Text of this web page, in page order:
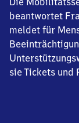
beantwortet
meldet für
sie Tickets und